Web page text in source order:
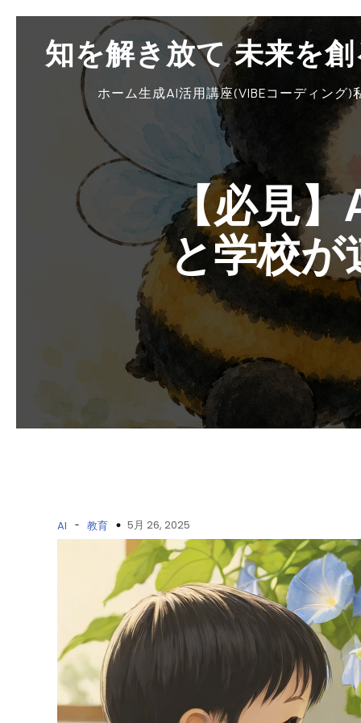
知を解き放て 未来を
ホーム生成AI活用講座(VIBEコーディング)
【必見】
と学校が
AI - 教育 5月 26, 2025